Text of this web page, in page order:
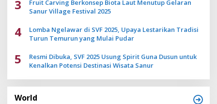
3
Fruit Carving Berkonsep Biota Laut Menutup Gelaran
Sanur Village Festival 2025
4
Lomba Ngelawar di SVF 2025, Upaya Lestarikan Tradisi
Turun Temurun yang Mulai Pudar
5
Resmi Dibuka, SVF 2025 Usung Spirit Guna Dusun untuk
Kenalkan Potensi Destinasi Wisata Sanur
World